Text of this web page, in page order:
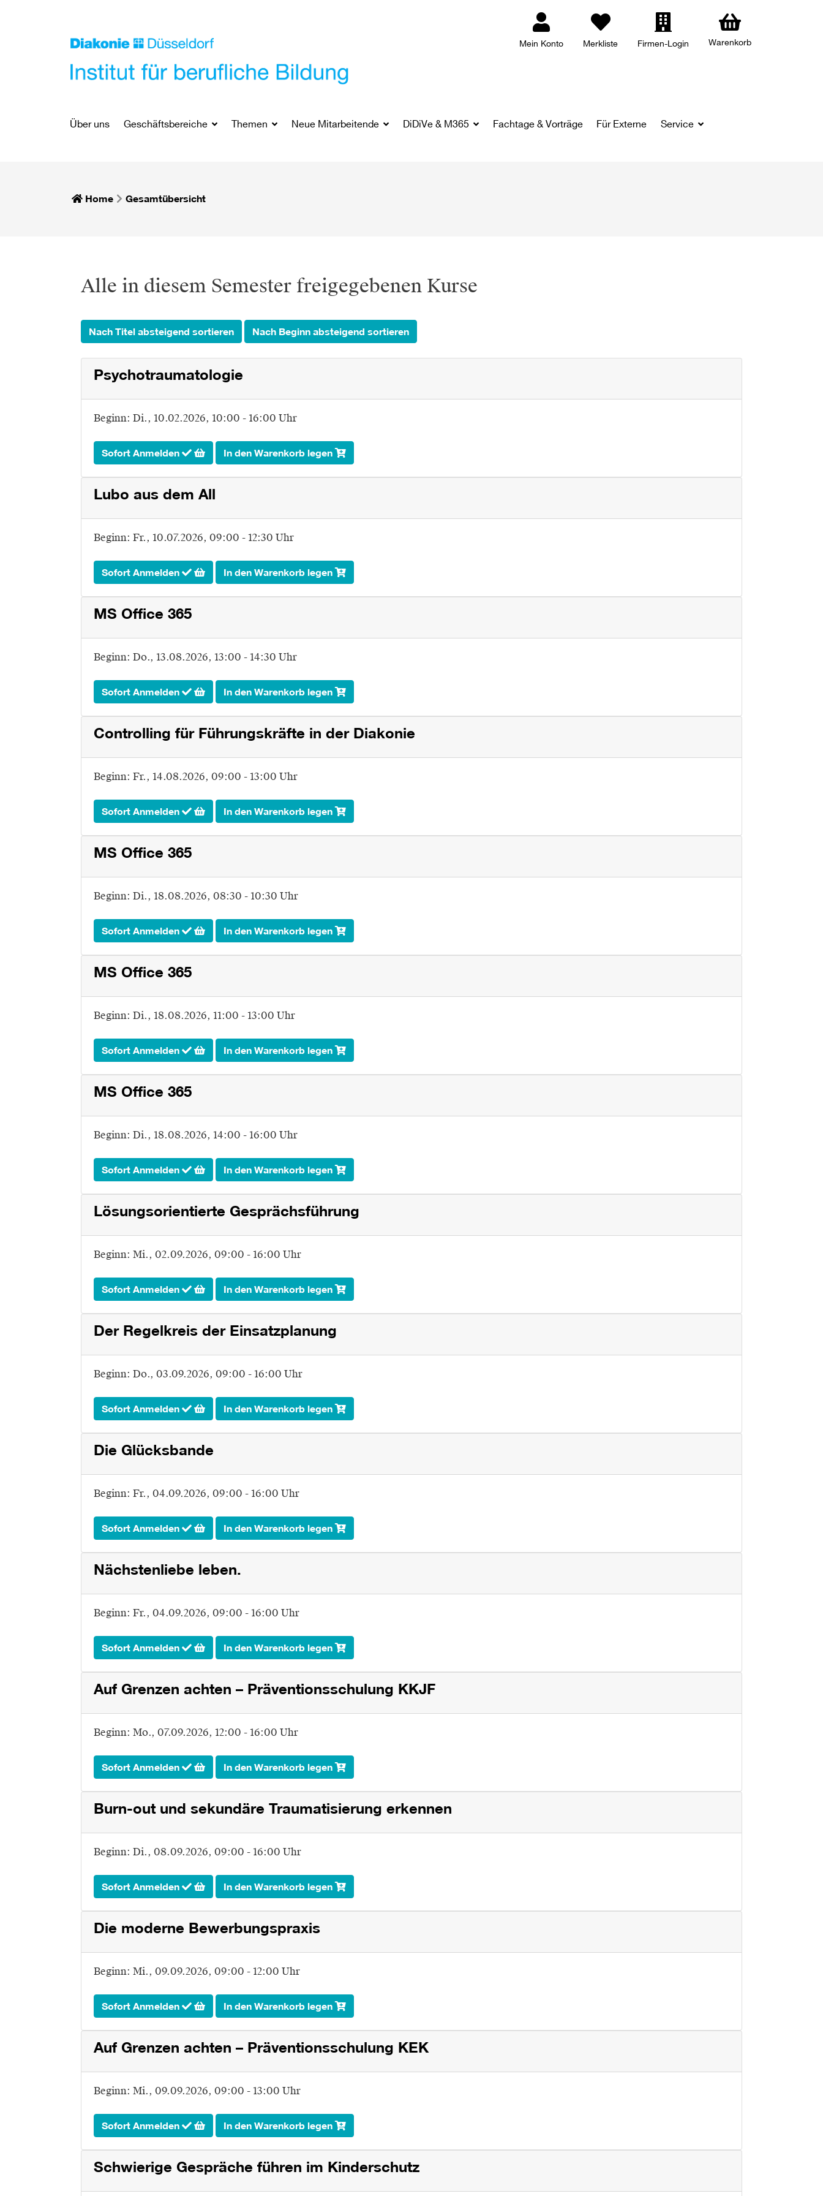
Mein Konto Merkliste Firmen-Login Warenkorb
Über uns Geschäftsbereiche Themen Neue Mitarbeitende DiDiVe & M365 Fachtage & Vorträge Für Externe Service
Home Gesamtübersicht
Alle in diesem Semester freigegebenen Kurse
Nach Titel absteigend sortieren Nach Beginn absteigend sortieren
Psychotraumatologie
Beginn: Di., 10.02.2026, 10:00 - 16:00 Uhr
Sofort Anmelden In den Warenkorb legen
Lubo aus dem All
Beginn: Fr., 10.07.2026, 09:00 - 12:30 Uhr
Sofort Anmelden In den Warenkorb legen
MS Office 365
Beginn: Do., 13.08.2026, 13:00 - 14:30 Uhr
Sofort Anmelden In den Warenkorb legen
Controlling für Führungskräfte in der Diakonie
Beginn: Fr., 14.08.2026, 09:00 - 13:00 Uhr
Sofort Anmelden In den Warenkorb legen
MS Office 365
Beginn: Di., 18.08.2026, 08:30 - 10:30 Uhr
Sofort Anmelden In den Warenkorb legen
MS Office 365
Beginn: Di., 18.08.2026, 11:00 - 13:00 Uhr
Sofort Anmelden In den Warenkorb legen
MS Office 365
Beginn: Di., 18.08.2026, 14:00 - 16:00 Uhr
Sofort Anmelden In den Warenkorb legen
Lösungsorientierte Gesprächsführung
Beginn: Mi., 02.09.2026, 09:00 - 16:00 Uhr
Sofort Anmelden In den Warenkorb legen
Der Regelkreis der Einsatzplanung
Beginn: Do., 03.09.2026, 09:00 - 16:00 Uhr
Sofort Anmelden In den Warenkorb legen
Die Glücksbande
Beginn: Fr., 04.09.2026, 09:00 - 16:00 Uhr
Sofort Anmelden In den Warenkorb legen
Nächstenliebe leben.
Beginn: Fr., 04.09.2026, 09:00 - 16:00 Uhr
Sofort Anmelden In den Warenkorb legen
Auf Grenzen achten – Präventionsschulung KKJF
Beginn: Mo., 07.09.2026, 12:00 - 16:00 Uhr
Sofort Anmelden In den Warenkorb legen
Burn-out und sekundäre Traumatisierung erkennen
Beginn: Di., 08.09.2026, 09:00 - 16:00 Uhr
Sofort Anmelden In den Warenkorb legen
Die moderne Bewerbungspraxis
Beginn: Mi., 09.09.2026, 09:00 - 12:00 Uhr
Sofort Anmelden In den Warenkorb legen
Auf Grenzen achten – Präventionsschulung KEK
Beginn: Mi., 09.09.2026, 09:00 - 13:00 Uhr
Sofort Anmelden In den Warenkorb legen
Schwierige Gespräche führen im Kinderschutz